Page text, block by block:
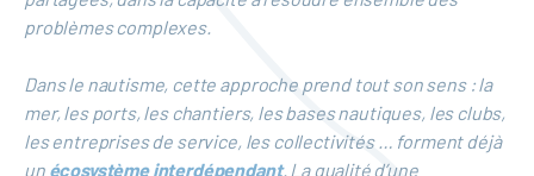
problèmes complexes.
Dans le nautisme, cette approche prend tout son sens : la
mer, les ports, les chantiers, les bases nautiques, les clubs,
les entreprises de service, les collectivités … forment déjà
un écosystème interdépendant. La qualité d’une